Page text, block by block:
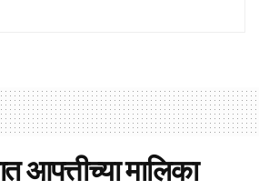
आपत्तीच्या मालिका